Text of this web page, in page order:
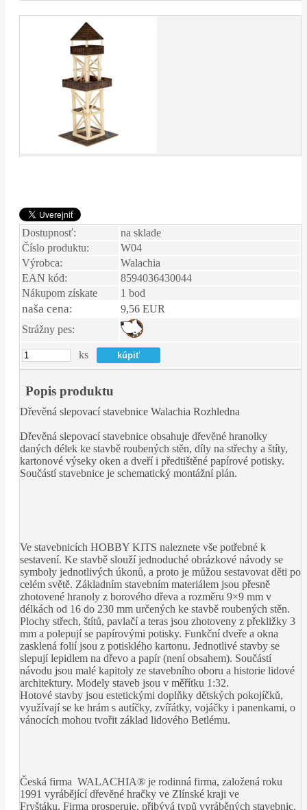
Dostupnosť:
na sklade
Číslo produktu:
W04
Výrobca:
Walachia
EAN kód:
8594036430044
Nákupom získate
1 bod
naša cena:
9,56 EUR
Strážny pes:
ks
Popis produktu
Dřevěná slepovací stavebnice Walachia Rozhledna
Dřevěná slepovací stavebnice obsahuje dřevěné hranolky
daných délek ke stavbě roubených stěn, díly na střechy a štíty,
kartonové výseky oken a dveří i předtištěné papírové potisky.
Součástí stavebnice je schematický montážní plán.
Ve stavebnicích HOBBY KITS naleznete vše potřebné k
sestavení. Ke stavbě slouží jednoduché obrázkové návody se
symboly jednotlivých úkonů, a proto je můžou sestavovat děti po
celém světě. Základním stavebním materiálem jsou přesně
zhotovené hranoly z borového dřeva a rozměru 9×9 mm v
délkách od 16 do 230 mm určených ke stavbě roubených stěn.
Plochy střech, štítů, pavlačí a teras jsou zhotoveny z překližky 3
mm a polepují se papírovými potisky. Funkční dveře a okna
zasklená folií jsou z potisklého kartonu. Jednotlivé stavby se
slepují lepidlem na dřevo a papír (není obsahem). Součástí
návodu jsou malé kapitoly ze stavebního oboru a historie lidové
architektury. Modely staveb jsou v měřítku 1:32.
Hotové stavby jsou estetickými doplňky dětských pokojíčků,
využívají se ke hrám s autíčky, zvířátky, vojáčky i panenkami, o
vánocích mohou tvořit základ lidového Betlému.
Česká firma WALACHIA® je rodinná firma, založená roku
1991 vyrábějící dřevěné hračky ve Zlínské kraji ve
Fryštáku. Firma prosperuje, přibývá typů vyráběných stavebnic.